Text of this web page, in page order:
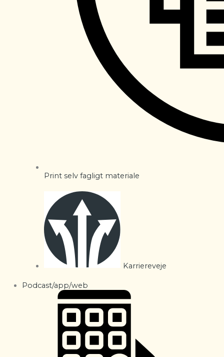
Print selv fagligt materiale
Karriereveje
Podcast/app/web